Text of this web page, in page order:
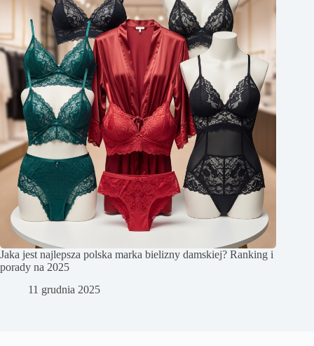
Jaka jest najlepsza polska marka bielizny damskiej? Ranking i
porady na 2025
11 grudnia 2025